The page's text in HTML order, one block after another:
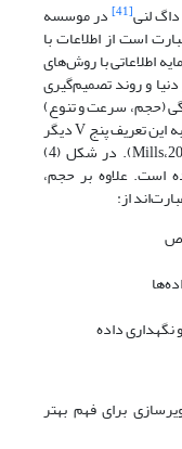
[41] در موسسه
است از اطلاعات با
اطلاعاتی با روش‌های
و روند تصمیم‌گیری
(حجم، سرعت و تنوع)
را تحت عنوان 3V مطرح کرد. در سال‌های اخیر به این تعریف پنج V دیگر
نیز اضافه شد که با 8Vs بیان می‌شوند ( 2012،Mills). در شکل (4)
است. علاوه بر حجم،
از:
داده
برای فهم بهتر